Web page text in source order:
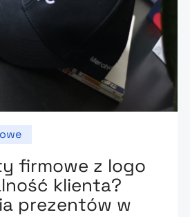
firmowe z logo
klienta?
prezentów w